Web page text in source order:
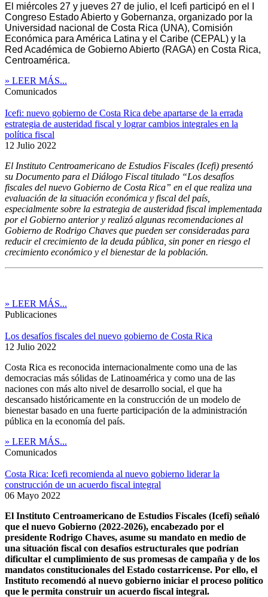
El miércoles 27 y jueves 27 de julio, el Icefi participó en el I
Congreso Estado Abierto y Gobernanza, organizado por la
Universidad nacional de Costa Rica (UNA), Comisión
Económica para América Latina y el Caribe (CEPAL) y la
Red Académica de Gobierno Abierto (RAGA) en Costa Rica,
Centroamérica.
» LEER MÁS...
Comunicados
Icefi: nuevo gobierno de Costa Rica debe apartarse de la errada
estrategia de austeridad fiscal y lograr cambios integrales en la
política fiscal
12 Julio 2022
El Instituto Centroamericano de Estudios Fiscales (Icefi) presentó
su Documento para el Diálogo Fiscal titulado “Los desafíos
fiscales del nuevo Gobierno de Costa Rica” en el que realiza una
evaluación de la situación económica y fiscal del país,
especialmente sobre la estrategia de austeridad fiscal implementada
por el Gobierno anterior y realizó algunas recomendaciones al
Gobierno de Rodrigo Chaves que pueden ser consideradas para
reducir el crecimiento de la deuda pública, sin poner en riesgo el
crecimiento económico y el bienestar de la población.
» LEER MÁS...
Publicaciones
Los desafíos fiscales del nuevo gobierno de Costa Rica
12 Julio 2022
Costa Rica es reconocida internacionalmente como una de las
democracias más sólidas de Latinoamérica y como una de las
naciones con más alto nivel de desarrollo social, el que ha
descansado históricamente en la construcción de un modelo de
bienestar basado en una fuerte participación de la administración
pública en la economía del país.
» LEER MÁS...
Comunicados
Costa Rica: Icefi recomienda al nuevo gobierno liderar la
construcción de un acuerdo fiscal integral
06 Mayo 2022
El Instituto Centroamericano de Estudios Fiscales (Icefi) señaló
que el nuevo Gobierno (2022-2026), encabezado por el
presidente Rodrigo Chaves, asume su mandato en medio de
una situación fiscal con desafíos estructurales que podrían
dificultar el cumplimiento de sus promesas de campaña y de los
mandatos constitucionales del Estado costarricense. Por ello, el
Instituto recomendó al nuevo gobierno iniciar el proceso político
que le permita construir un acuerdo fiscal integral.